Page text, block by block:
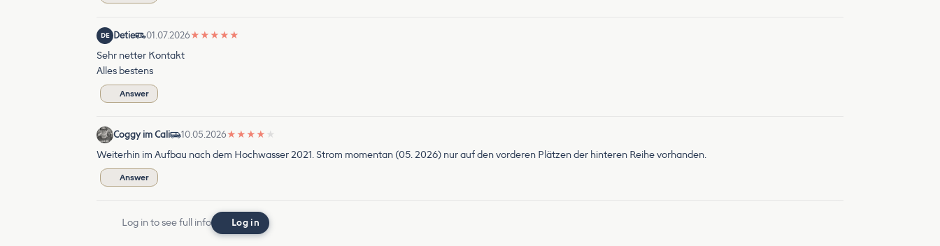
DE Detie 01.07.2026★ ★ ★ ★ ★
Sehr netter Kontakt
Alles bestens
Answer
Coggy im Cali 10.05.2026★ ★ ★ ★ ★
Weiterhin im Aufbau nach dem Hochwasser 2021. Strom momentan (05. 2026) nur auf den vorderen Plätzen der hinteren Reihe vorhanden.
Answer
Log in to see full info Log in